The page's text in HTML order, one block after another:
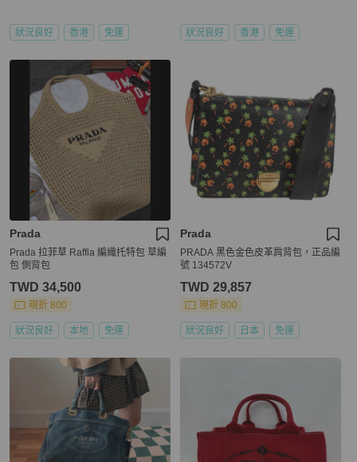
狀況良好 香港 免運 狀況良好 香港 免運
Prada
Prada 拉菲草 Raffia 編織托特包 草編
包 側背包
TWD 34,500
現折 800
狀況良好 本地 免運
Prada
PRADA 黑色金色皮革肩背包，正品編
號 134572V
TWD 29,857
現折 800
狀況良好 日本 免運